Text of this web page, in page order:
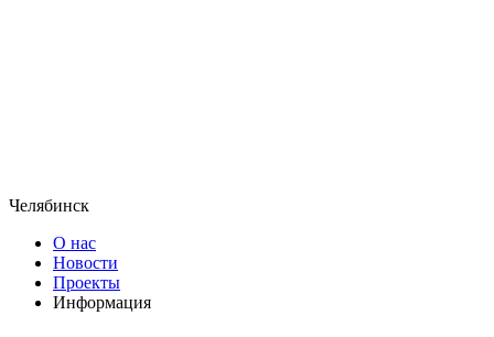
Челябинск
О нас
Новости
Проекты
Информация